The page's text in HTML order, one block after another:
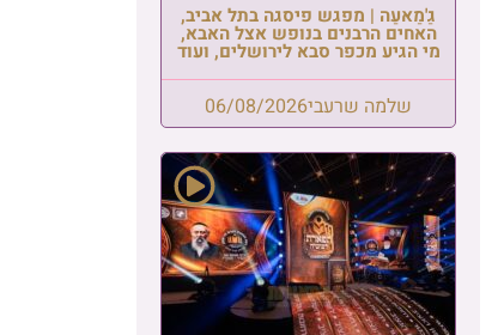
גַ'מַאעַה | מפגש פיסגה בתל אביב,
האחים הרבנים בנופש אצל האבא,
מי הגיע מכפר סבא לירושלים, ועוד
שלמה שרעבי06/08/2026